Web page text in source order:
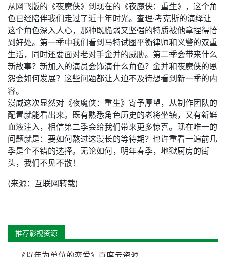
从网飞版的《夜魔侠》到现在的《夜魔侠：重生》，这个角
色已经陪伴我们走过了近十年时光。查理·考克斯的演绎让
这个角色深入人心，那种既脆弱又坚强的特质被他拿捏得恰
到好处。第一季中我们看到马特试图平衡律师和义警的双重
生活，同时还要面对老对手金并的威胁。第二季会带来什么
新故事？新加入的演员会饰演什么角色？金并和夜魔侠的恩
怨会如何发展？这些问题都让人迫不及待想看到新一季的内
容。
漫威这次显然对《夜魔侠：重生》寄予厚望，从制作团队的
配置就能看出来。既有熟悉角色历史的老将坐镇，又有新鲜
血液注入，相信第二季会给我们带来更多惊喜。现在唯一的
问题就是：要如何熬过这漫长的等待期？也许重看一遍前几
季是个不错的选择。无论如何，明年春季，地狱厨房的街
头，我们不见不散！
(来源：互联网转载)
推荐影视资源